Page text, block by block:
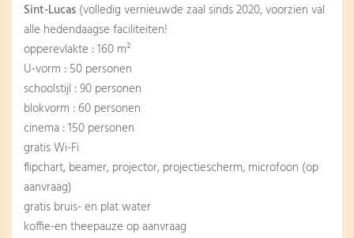
Sint-Lucas (volledig vernieuwde zaal sinds 2020, voorzien val
alle hedendaagse faciliteiten!
opperevlakte : 160 m²
U-vorm : 50 personen
schoolstijl : 90 personen
blokvorm : 60 personen
cinema : 150 personen
gratis Wi-Fi
flipchart, beamer, projector, projectiescherm, microfoon (op
aanvraag)
gratis bruis- en plat water
koffie-en theepauze op aanvraag